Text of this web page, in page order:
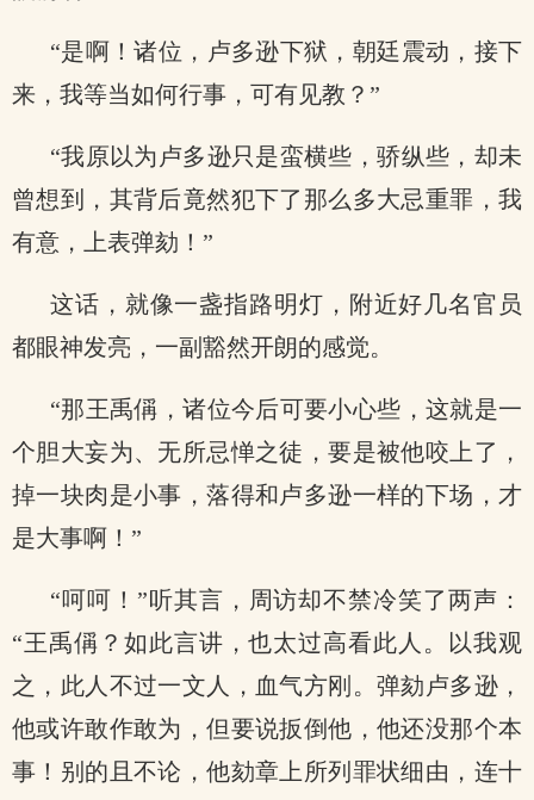
“是啊！诸位，卢多逊下狱，朝廷震动，接下
来，我等当如何行事，可有见教？”
“我原以为卢多逊只是蛮横些，骄纵些，却未
曾想到，其背后竟然犯下了那么多大忌重罪，我
有意，上表弹劾！”
这话，就像一盏指路明灯，附近好几名官员
都眼神发亮，一副豁然开朗的感觉。
“那王禹偁，诸位今后可要小心些，这就是一
个胆大妄为、无所忌惮之徒，要是被他咬上了，
掉一块肉是小事，落得和卢多逊一样的下场，才
是大事啊！”
“呵呵！”听其言，周访却不禁冷笑了两声：
“王禹偁？如此言讲，也太过高看此人。以我观
之，此人不过一文人，血气方刚。弹劾卢多逊，
他或许敢作敢为，但要说扳倒他，他还没那个本
事！别的且不论，他劾章上所列罪状细由，连十